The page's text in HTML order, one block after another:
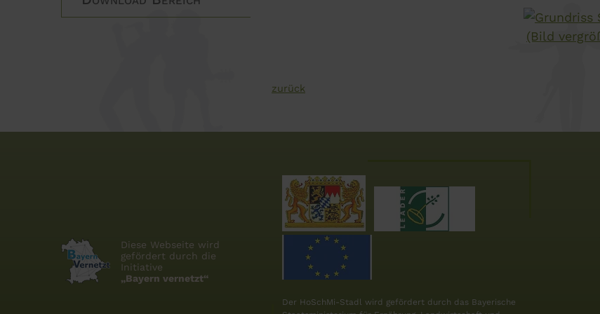
zurück
Diese Webseite wird
gefördert durch die
Initiative
„Bayern vernetzt“
Der HoSchMi-Stadl wird gefördert durch das Bayerische